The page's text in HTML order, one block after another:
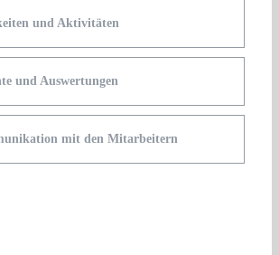
und Aktivitäten
und Auswertungen
mit den Mitarbeitern